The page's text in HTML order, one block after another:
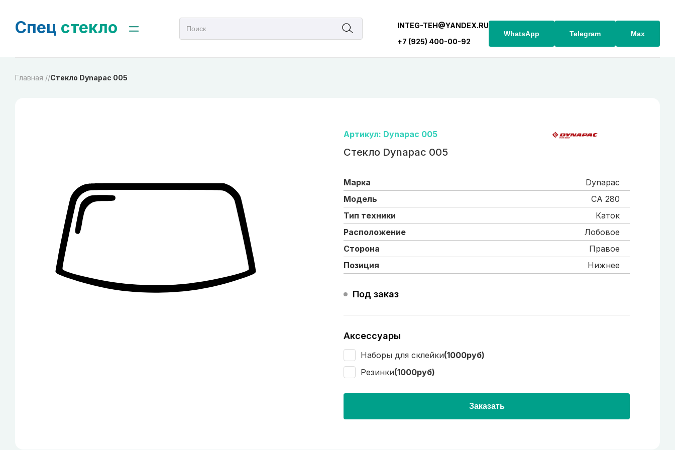
Спец стекло
INTEG-TEH@YANDEX.RU
+7 (925) 400-00-92
WhatsApp Telegram Max
Главная //Стекло Dynapac 005
Артикул: Dynapac 005
Стекло Dynapac 005
Марка
Dynapac
Модель
CA 280
Тип техники
Каток
Расположение
Лобовое
Сторона
Правое
Позиция
Нижнее
Под заказ
Аксессуары
Наборы для склейки(1000руб)
Резинки(1000руб)
Заказать